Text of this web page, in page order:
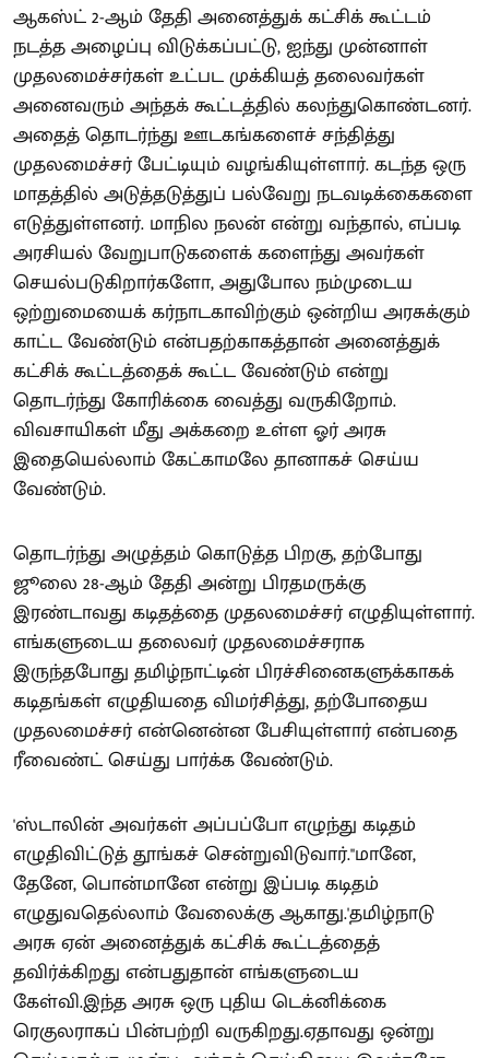
ஆகஸ்ட் 2-ஆம் தேதி அனைத்துக் கட்சிக் கூட்டம்
நடத்த அழைப்பு விடுக்கப்பட்டு, ஐந்து முன்னாள்
முதலமைச்சர்கள் உட்பட முக்கியத் தலைவர்கள்
அனைவரும் அந்தக் கூட்டத்தில் கலந்துகொண்டனர்.
அதைத் தொடர்ந்து ஊடகங்களைச் சந்தித்து
முதலமைச்சர் பேட்டியும் வழங்கியுள்ளார். கடந்த ஒரு
மாதத்தில் அடுத்தடுத்துப் பல்வேறு நடவடிக்கைகளை
எடுத்துள்ளனர். மாநில நலன் என்று வந்தால், எப்படி
அரசியல் வேறுபாடுகளைக் களைந்து அவர்கள்
செயல்படுகிறார்களோ, அதுபோல நம்முடைய
ஒற்றுமையைக் கர்நாடகாவிற்கும் ஒன்றிய அரசுக்கும்
காட்ட வேண்டும் என்பதற்காகத்தான் அனைத்துக்
கட்சிக் கூட்டத்தைக் கூட்ட வேண்டும் என்று
தொடர்ந்து கோரிக்கை வைத்து வருகிறோம்.
விவசாயிகள் மீது அக்கறை உள்ள ஓர் அரசு
இதையெல்லாம் கேட்காமலே தானாகச் செய்ய
வேண்டும்.
தொடர்ந்து அழுத்தம் கொடுத்த பிறகு, தற்போது
ஜூலை 28-ஆம் தேதி அன்று பிரதமருக்கு
இரண்டாவது கடிதத்தை முதலமைச்சர் எழுதியுள்ளார்.
எங்களுடைய தலைவர் முதலமைச்சராக
இருந்தபோது தமிழ்நாட்டின் பிரச்சினைகளுக்காகக்
கடிதங்கள் எழுதியதை விமர்சித்து, தற்போதைய
முதலமைச்சர் என்னென்ன பேசியுள்ளார் என்பதை
ரீவைண்ட் செய்து பார்க்க வேண்டும்.
'ஸ்டாலின் அவர்கள் அப்பப்போ எழுந்து கடிதம்
எழுதிவிட்டுத் தூங்கச் சென்றுவிடுவார்.''மானே,
தேனே, பொன்மானே என்று இப்படி கடிதம்
எழுதுவதெல்லாம் வேலைக்கு ஆகாது.'தமிழ்நாடு
அரசு ஏன் அனைத்துக் கட்சிக் கூட்டத்தைத்
தவிர்க்கிறது என்பதுதான் எங்களுடைய
கேள்வி.இந்த அரசு ஒரு புதிய டெக்னிக்கை
ரெகுலராகப் பின்பற்றி வருகிறது.ஏதாவது ஒன்று